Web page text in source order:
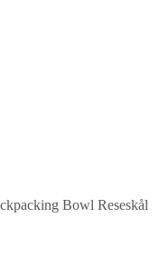
Bowl Reseskål